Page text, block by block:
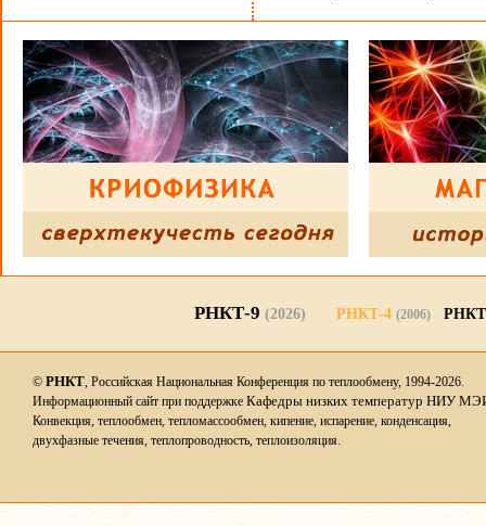
РНКТ-9 (2026) РНКТ-4 (2006)
© РНКТ, Российская Национальная Конференция по теплообмену, 1994-2026.
Информационный сайт при поддержке Кафедры низких температур НИУ
Конвекция, теплообмен, тепломассообмен, кипение, испарение, конденсация,
двухфазные течения, теплопроводность, теплоизоляция.